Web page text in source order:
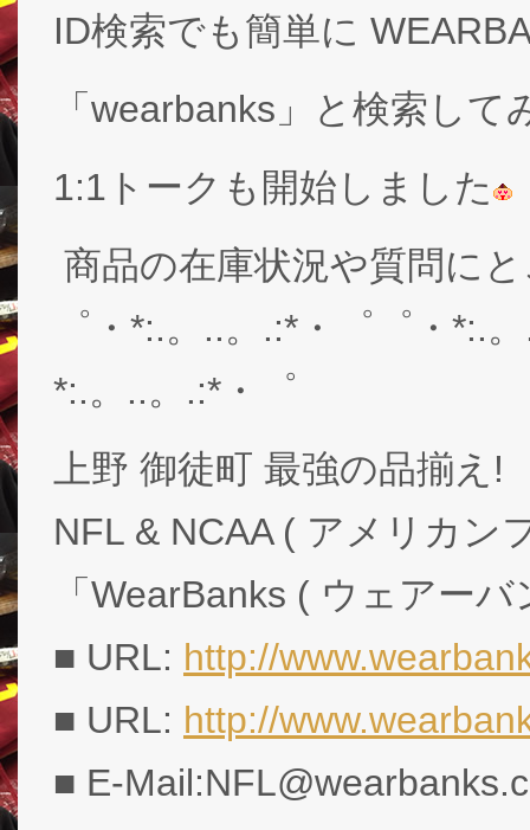
ID検索でも簡単に
「wearbanks」と検索して
1:1トークも開始しました
商品の在庫状況や質問に
゜・*:.。..。.:*・゜゜・*:.
*:.。..。.:*・゜
上野 御徒町 最強の品揃え!
NFL & NCAA ( アメリカン
「WearBanks ( ウェアー
■ URL: http://
■ URL: http://
■ E-